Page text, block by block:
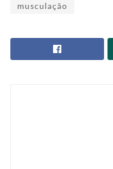
musculação